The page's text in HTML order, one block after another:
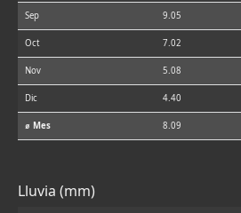
Sep 9.05
Oct 7.02
Nov 5.08
Dic 4.40
⌀ Mes 8.09
Lluvia (mm)